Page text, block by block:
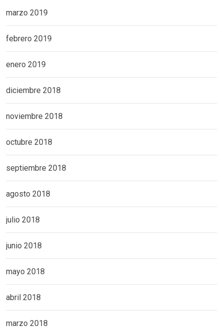
marzo 2019
febrero 2019
enero 2019
diciembre 2018
noviembre 2018
octubre 2018
septiembre 2018
agosto 2018
julio 2018
junio 2018
mayo 2018
abril 2018
marzo 2018